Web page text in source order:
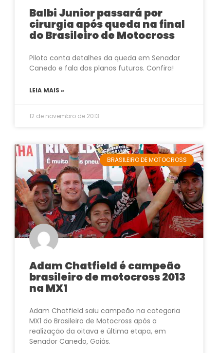
Balbi Junior passará por
cirurgia após queda na final
do Brasileiro de Motocross
Piloto conta detalhes da queda em Senador
Canedo e fala dos planos futuros. Confira!
LEIA MAIS »
12 de novembro de 2013
BRASILEIRO DE MOTOCROSS
Adam Chatfield é campeão
brasileiro de motocross 2013
na MX1
Adam Chatfield saiu campeão na categoria
MX1 do Brasileiro de Motocross após a
realização da oitava e última etapa, em
Senador Canedo, Goiás.